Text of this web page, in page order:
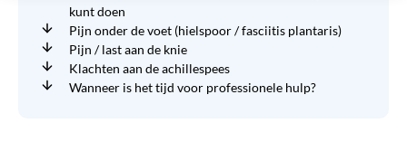
kunt doen
Pijn onder de voet (hielspoor / fasciitis plantaris)
Pijn / last aan de knie
Klachten aan de achillespees
Wanneer is het tijd voor professionele hulp?